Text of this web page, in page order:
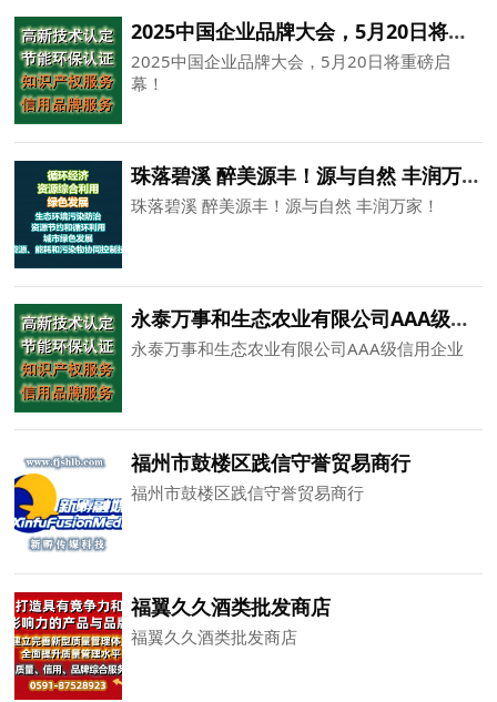
2025中国企业品牌大会，5月20日将重磅启幕！
2025中国企业品牌大会，5月20日将重磅启
幕！
珠落碧溪 醉美源丰！源与自然 丰润万家！
珠落碧溪 醉美源丰！源与自然 丰润万家！
永泰万事和生态农业有限公司AAA级信用企业
永泰万事和生态农业有限公司AAA级信用企业
福州市鼓楼区践信守誉贸易商行
福州市鼓楼区践信守誉贸易商行
福翼久久酒类批发商店
福翼久久酒类批发商店